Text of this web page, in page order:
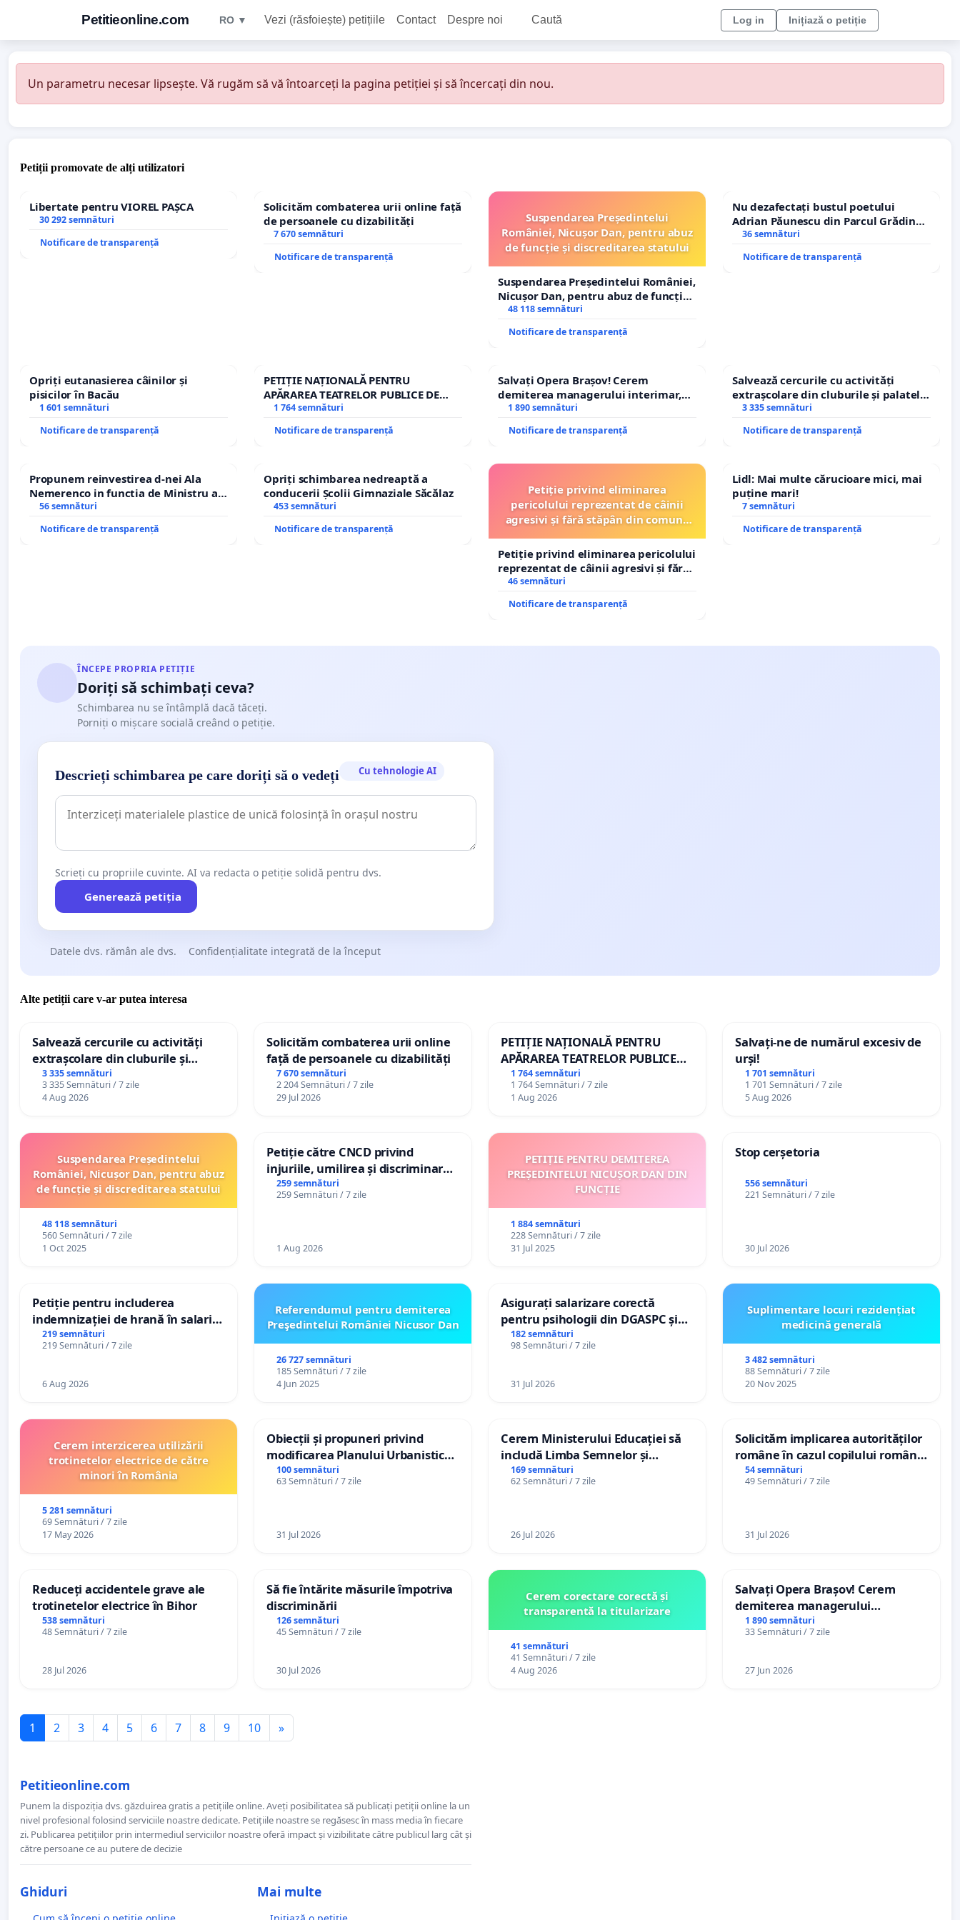
Petitieonline.com RO ▼ Vezi (răsfoiește) petițiile Contact Despre noi Caută Log in Inițiază o petiție
Un parametru necesar lipsește. Vă rugăm să vă întoarceți la pagina petiției și să încercați din nou.
Petiții promovate de alți utilizatori
Libertate pentru VIOREL PAȘCA
30 292 semnături
Notificare de transparență
Solicităm combaterea urii online față
de persoanele cu dizabilități
7 670 semnături
Notificare de transparență
Suspendarea Președintelui
României, Nicușor Dan, pentru abuz
de funcție și discreditarea statului
Suspendarea Președintelui României,
Nicușor Dan, pentru abuz de funcție
și discreditarea statului
48 118 semnături
Notificare de transparență
Nu dezafectați bustul poetului
Adrian Păunescu din Parcul Grădina
Icoanei! Stop cenzurii culturale!
36 semnături
Notificare de transparență
Opriți eutanasierea câinilor și
pisicilor în Bacău
1 601 semnături
Notificare de transparență
PETIȚIE NAȚIONALĂ PENTRU
APĂRAREA TEATRELOR PUBLICE DE
REPERTORIU DIN ROMÂNIA
1 764 semnături
Notificare de transparență
Salvați Opera Brașov! Cerem
demiterea managerului interimar,
Petrean Lucian-Marius!
1 890 semnături
Notificare de transparență
Salvează cercurile cu activități
extrașcolare din cluburile și palatele
copiilor
3 335 semnături
Notificare de transparență
Propunem reinvestirea d-nei Ala
Nemerenco in functia de Ministru al
Sanatatii
56 semnături
Notificare de transparență
Opriți schimbarea nedreaptă a
conducerii Școlii Gimnaziale Săcălaz
453 semnături
Notificare de transparență
Petiție privind eliminarea
pericolului reprezentat de câinii
agresivi și fără stăpân din comuna
Petiție privind eliminarea pericolului
reprezentat de câinii agresivi și fără
stăpân din comuna Tunari
46 semnături
Notificare de transparență
Lidl: Mai multe cărucioare mici, mai
puține mari!
7 semnături
Notificare de transparență
ÎNCEPE PROPRIA PETIȚIE
Doriți să schimbați ceva?
Schimbarea nu se întâmplă dacă tăceți.
Porniți o mișcare socială creând o petiție.
Descrieți schimbarea pe care doriți să o vedeți Cu tehnologie AI
Scrieți cu propriile cuvinte. AI va redacta o petiție solidă pentru dvs.
Generează petiția
Datele dvs. rămân ale dvs. Confidențialitate integrată de la început
Alte petiții care v-ar putea interesa
Salvează cercurile cu activități
extrașcolare din cluburile și
palatele copiilor
3 335 semnături
3 335 Semnături / 7 zile
4 Aug 2026
Solicităm combaterea urii online
față de persoanele cu dizabilități
7 670 semnături
2 204 Semnături / 7 zile
29 Jul 2026
PETIȚIE NAȚIONALĂ PENTRU
APĂRAREA TEATRELOR PUBLICE
DE REPERTORIU DIN ROMÂNIA
1 764 semnături
1 764 Semnături / 7 zile
1 Aug 2026
Salvați-ne de numărul excesiv de
urși!
1 701 semnături
1 701 Semnături / 7 zile
5 Aug 2026
Suspendarea Președintelui
României, Nicușor Dan, pentru abuz
de funcție și discreditarea statului
48 118 semnături
560 Semnături / 7 zile
1 Oct 2025
Petiție către CNCD privind
injuriile, umilirea și discriminarea
persoanelor cu dizabilități de
către utilizatorul TikTok „Gorici”
259 semnături
259 Semnături / 7 zile
1 Aug 2026
PETIȚIE PENTRU DEMITEREA
PREȘEDINTELUI NICUȘOR DAN DIN
FUNCȚIE
1 884 semnături
228 Semnături / 7 zile
31 Jul 2025
Stop cerșetoria
556 semnături
221 Semnături / 7 zile
30 Jul 2026
Petiție pentru includerea
indemnizației de hrană în salariul
de bază și protejarea gradațiilor
de vechime pentru asistenții
219 semnături
219 Semnături / 7 zile
6 Aug 2026
Referendumul pentru demiterea
Preşedintelui României Nicusor Dan
26 727 semnături
185 Semnături / 7 zile
4 Jun 2025
Asigurați salarizare corectă
pentru psihologii din DGASPC și
spitale
182 semnături
98 Semnături / 7 zile
31 Jul 2026
Suplimentare locuri rezidențiat
medicină generală
3 482 semnături
88 Semnături / 7 zile
20 Nov 2025
Cerem interzicerea utilizării
trotinetelor electrice de către
minori în România
5 281 semnături
69 Semnături / 7 zile
17 May 2026
Obiecții și propuneri privind
modificarea Planului Urbanistic
General al orașului Ialoveni
100 semnături
63 Semnături / 7 zile
31 Jul 2026
Cerem Ministerului Educației să
includă Limba Semnelor și
alfabetul Braille în școlile din
Republica Moldova!
169 semnături
62 Semnături / 7 zile
26 Jul 2026
Solicităm implicarea autorităților
române în cazul copilului român
Wiliam Kristian Gheorghe, aflat în
plasament în Danemarca de 12
54 semnături
49 Semnături / 7 zile
31 Jul 2026
Reduceți accidentele grave ale
trotinetelor electrice în Bihor
538 semnături
48 Semnături / 7 zile
28 Jul 2026
Să fie întărite măsurile împotriva
discriminării
126 semnături
45 Semnături / 7 zile
30 Jul 2026
Cerem corectare corectă și
transparentă la titularizare
41 semnături
41 Semnături / 7 zile
4 Aug 2026
Salvați Opera Brașov! Cerem
demiterea managerului
interimar, Petrean Lucian-Marius!
1 890 semnături
33 Semnături / 7 zile
27 Jun 2026
1 2 3 4 5 6 7 8 9 10 »
Petitieonline.com
Punem la dispoziția dvs. găzduirea gratis a petițiile online. Aveți posibilitatea să publicați petiții online la un
nivel profesional folosind serviciile noastre dedicate. Petițiile noastre se regăsesc în mass media în fiecare
zi. Publicarea petițiilor prin intermediul serviciilor noastre oferă impact și vizibilitate către publicul larg cât și
către persoane ce au putere de decizie
Ghiduri Mai multe